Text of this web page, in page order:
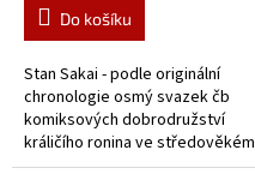
Do košíku
Stan Sakai - podle originální
chronologie osmý svazek čb
komiksových dobrodružství
králičího ronina ve středověkém
pseudo-Japonsku.